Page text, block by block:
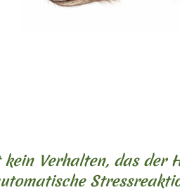
kein Verhalten, das der